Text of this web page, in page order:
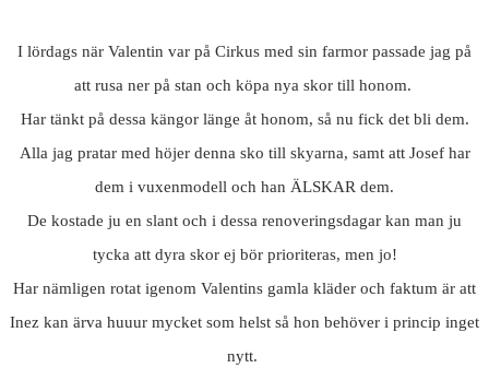
I lördags när Valentin var på Cirkus med sin farmor passade jag på
att rusa ner på stan och köpa nya skor till honom.
Har tänkt på dessa kängor länge åt honom, så nu fick det bli dem.
Alla jag pratar med höjer denna sko till skyarna, samt att Josef har
dem i vuxenmodell och han ÄLSKAR dem.
De kostade ju en slant och i dessa renoveringsdagar kan man ju
tycka att dyra skor ej bör prioriteras, men jo!
Har nämligen rotat igenom Valentins gamla kläder och faktum är att
Inez kan ärva huuur mycket som helst så hon behöver i princip inget
nytt.